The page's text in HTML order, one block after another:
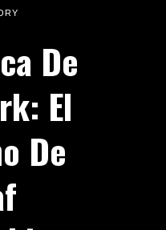
De
El
De